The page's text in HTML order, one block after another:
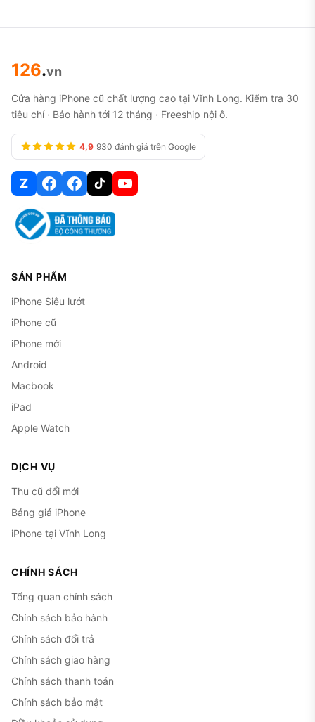
126.vn
Cửa hàng iPhone cũ chất lượng cao tại Vĩnh Long. Kiểm tra 30
tiêu chí · Bảo hành tới 12 tháng · Freeship nội ô.
4,9 930 đánh giá trên Google
Z
SẢN PHẨM
iPhone Siêu lướt
iPhone cũ
iPhone mới
Android
Macbook
iPad
Apple Watch
DỊCH VỤ
Thu cũ đổi mới
Bảng giá iPhone
iPhone tại Vĩnh Long
CHÍNH SÁCH
Tổng quan chính sách
Chính sách bảo hành
Chính sách đổi trả
Chính sách giao hàng
Chính sách thanh toán
Chính sách bảo mật